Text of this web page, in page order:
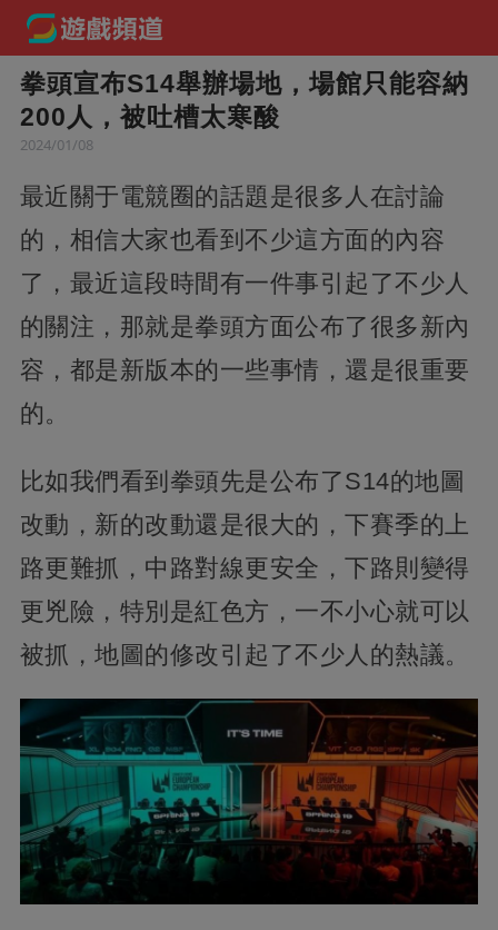
拳頭宣布S14舉辦場地，場館只能容納
200人，被吐槽太寒酸
2024/01/08
最近關于電競圈的話題是很多人在討論
的，相信大家也看到不少這方面的內容
了，最近這段時間有一件事引起了不少人
的關注，那就是拳頭方面公布了很多新內
容，都是新版本的一些事情，還是很重要
的。
比如我們看到拳頭先是公布了S14的地圖
改動，新的改動還是很大的，下賽季的上
路更難抓，中路對線更安全，下路則變得
更兇險，特別是紅色方，一不小心就可以
被抓，地圖的修改引起了不少人的熱議。